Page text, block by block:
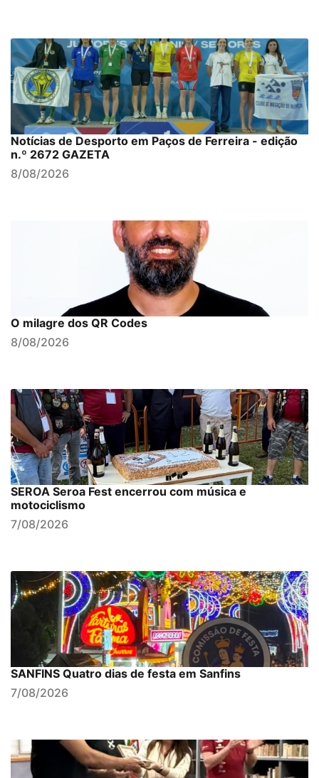
Notícias de Desporto em Paços de Ferreira - edição
n.º 2672 GAZETA
8/08/2026
O milagre dos QR Codes
8/08/2026
SEROA Seroa Fest encerrou com música e
motociclismo
7/08/2026
SANFINS Quatro dias de festa em Sanfins
7/08/2026